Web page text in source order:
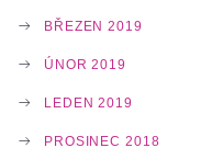
BŘEZEN 2019
ÚNOR 2019
LEDEN 2019
PROSINEC 2018